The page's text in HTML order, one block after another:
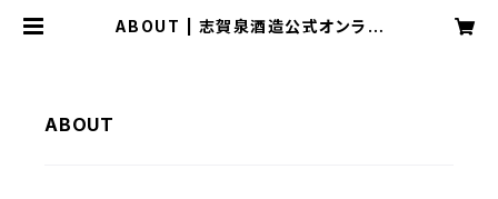
ABOUT | 志賀泉酒造公式オンライ
ABOUT